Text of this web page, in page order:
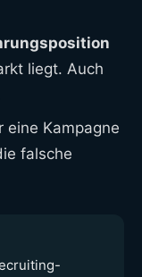
liegt. Auch
eine Kampagne
falsche